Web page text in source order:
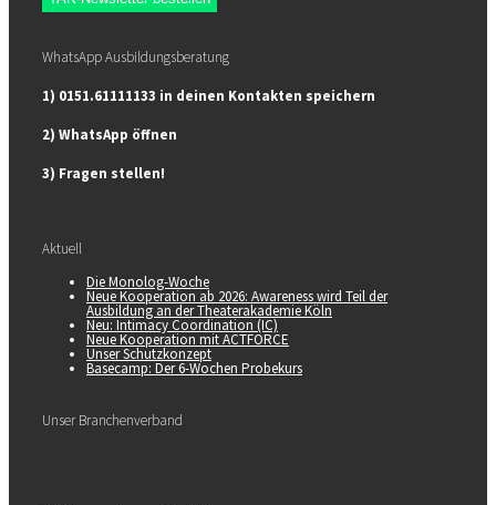
WhatsApp Ausbildungsberatung
1) 0151.61111133 in deinen Kontakten speichern
2) WhatsApp öffnen
3) Fragen stellen!
Aktuell
Die Monolog-Woche
Neue Kooperation ab 2026: Awareness wird Teil der
Ausbildung an der Theaterakademie Köln
Neu: Intimacy Coordination (IC)
Neue Kooperation mit ACTFORCE
Unser Schutzkonzept
Basecamp: Der 6-Wochen Probekurs
Unser Branchenverband